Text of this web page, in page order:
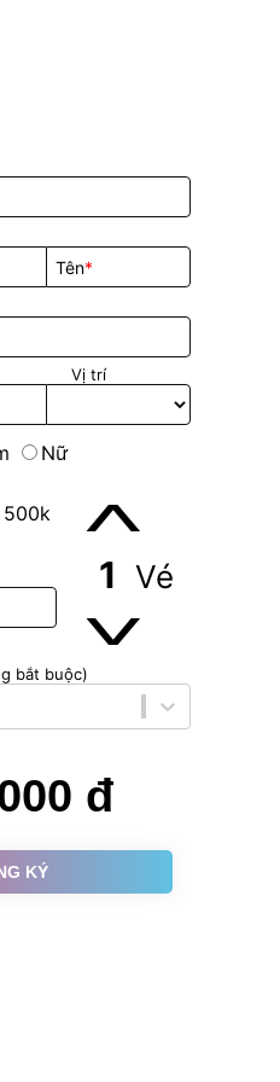
Tên
Vị trí
Nữ
500k ˄
1 Vé
˅
bắt buộc)